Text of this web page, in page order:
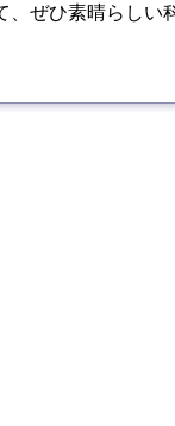
ぜひ素晴らしい